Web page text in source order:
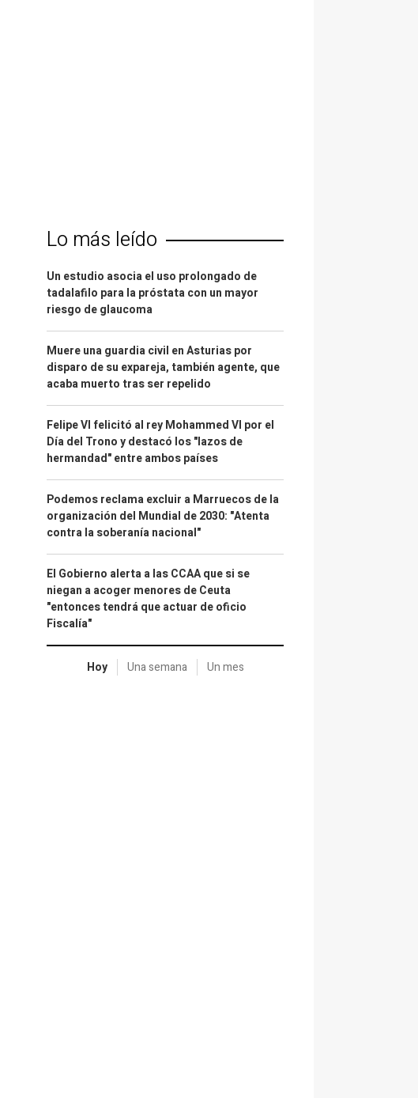
Lo más leído
Un estudio asocia el uso prolongado de
tadalafilo para la próstata con un mayor
riesgo de glaucoma
Muere una guardia civil en Asturias por
disparo de su expareja, también agente, que
acaba muerto tras ser repelido
Felipe VI felicitó al rey Mohammed VI por el
Día del Trono y destacó los "lazos de
hermandad" entre ambos países
Podemos reclama excluir a Marruecos de la
organización del Mundial de 2030: "Atenta
contra la soberanía nacional"
El Gobierno alerta a las CCAA que si se
niegan a acoger menores de Ceuta
"entonces tendrá que actuar de oficio
Fiscalía"
Hoy Una semana Un mes